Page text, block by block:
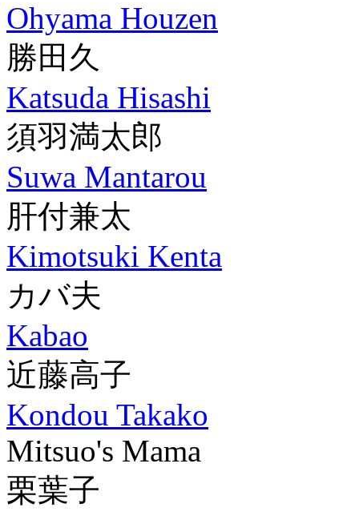
Ohyama Houzen
勝田久
Katsuda Hisashi
須羽満太郎
Suwa Mantarou
肝付兼太
Kimotsuki Kenta
カバ夫
Kabao
近藤高子
Kondou Takako
Mitsuo's Mama
栗葉子